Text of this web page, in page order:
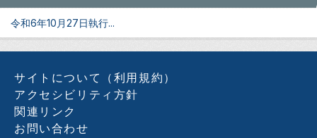
令和6年10月27日執行...
サイトについて（利用規約）
アクセシビリティ方針
関連リンク
お問い合わせ